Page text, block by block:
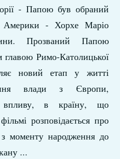
- Папою був обраний
Америки - Хорхе Маріо
Прозваний Папою
главою Римо-Католицької
новий етап у житті
влади з Європи,
впливу, в країну, що
розповідається про
моменту народження до
...